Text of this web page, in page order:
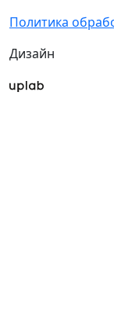
Политика
Дизайн